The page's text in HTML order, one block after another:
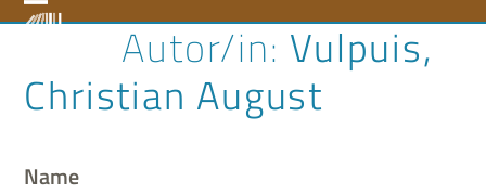
to Open
menu
Close
menu
Vulpuis,
Christian August
Name